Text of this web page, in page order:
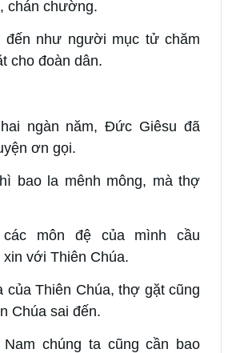
chán chường.
đến như người mục tử chăm
cho đoàn dân.
ngàn năm, Đức Giêsu đã
ơn gọi.
bao la mênh mông, mà thợ
môn đệ của mình cầu
xin với Thiên Chúa.
của Thiên Chúa, thợ gặt cũng
Chúa sai đến.
chúng ta cũng cần bao